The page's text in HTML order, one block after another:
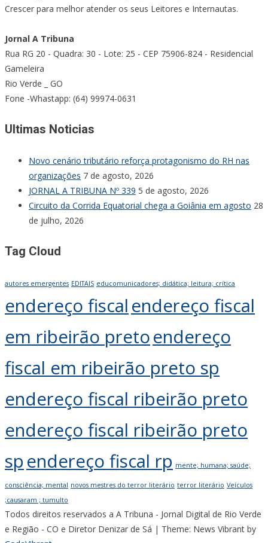
Crescer para melhor atender os seus Leitores e Internautas.
Jornal A Tribuna
Rua RG 20 - Quadra: 30 - Lote: 25 - CEP 75906-824 - Residencial
Gameleira
Rio Verde _ GO
Fone -Whastapp: (64) 99974-0631
Ultimas Noticias
Novo cenário tributário reforça protagonismo do RH nas
organizações 7 de agosto, 2026
JORNAL A TRIBUNA Nº 339 5 de agosto, 2026
Circuito da Corrida Equatorial chega a Goiânia em agosto 28
de julho, 2026
Tag Cloud
autores emergentes EDITAIS educomunicadores; didática; leitura; crítica
endereço fiscal endereço fiscal
em ribeirão pretoendereço
fiscal em ribeirão preto sp
endereço fiscal ribeirão preto
endereço fiscal ribeirão preto
sp endereço fiscal rp mente; humana; saúde;
consciência; mental novos mestres do terror literário terror literário Veículos
;causaram ; tumulto
Todos direitos reservados a A Tribuna - Jornal Digital de Rio Verde
e Região - CO e Diretor Denizar de Sá | Theme: News Vibrant by